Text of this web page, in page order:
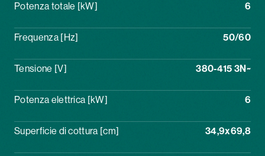
Potenza totale [kW] 6
Frequenza [Hz] 50/60
Tensione [V] 380-415 3N~
Potenza elettrica [kW] 6
Superficie di cottura [cm] 34,9x69,8